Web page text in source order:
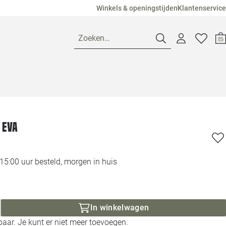
Winkels & openingstijdenKlantenservice
Zoeken…
Veelgestelde vragen Loods 5
uur besteld, morgen in huis
In winkelwagen
Je kunt er niet meer toevoegen.